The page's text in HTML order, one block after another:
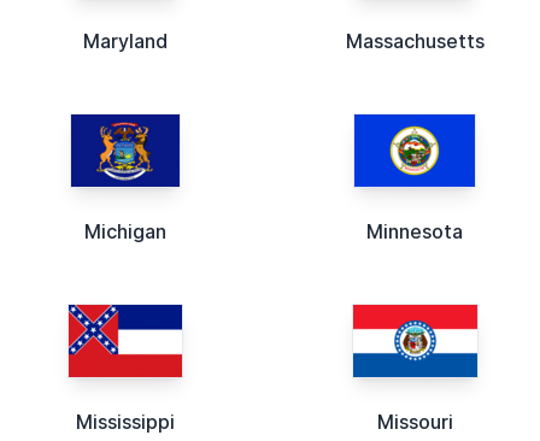
Maryland Massachusetts
Michigan Minnesota
Mississippi Missouri